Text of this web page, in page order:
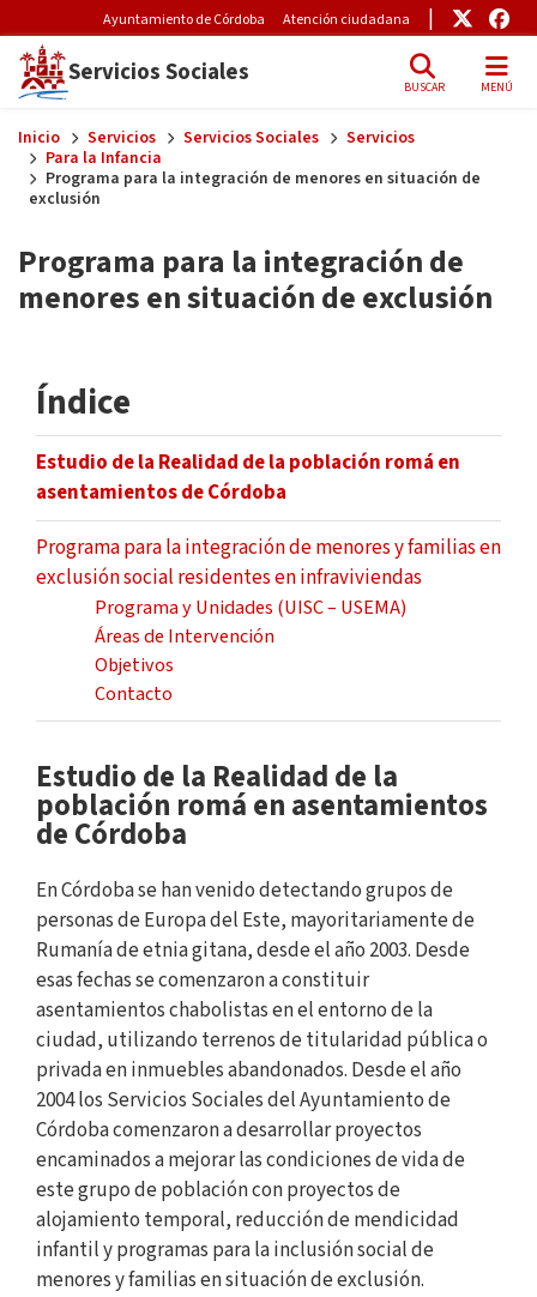
Pre-Header Microsite
Ayuntamiento de Córdoba Atención ciudadana Enlace
Servicios Sociales BUSCAR MENÚ
Inicio Servicios Servicios Sociales
Servicios
Para la Infancia
Programa para la integración de menores en situación de
exclusión
Programa para la integración de
menores en situación de exclusión
Índice
Estudio de la Realidad de la población romá en
asentamientos de Córdoba
Programa para la integración de menores y familias en
exclusión social residentes en infraviviendas
Programa y Unidades (UISC – USEMA)
Áreas de Intervención
Objetivos
Contacto
Estudio de la Realidad de la
población romá en asentamientos
de Córdoba
En Córdoba se han venido detectando grupos de
personas de Europa del Este, mayoritariamente de
Rumanía de etnia gitana, desde el año 2003. Desde
esas fechas se comenzaron a constituir
asentamientos chabolistas en el entorno de la
ciudad, utilizando terrenos de titularidad pública o
privada en inmuebles abandonados. Desde el año
2004 los Servicios Sociales del Ayuntamiento de
Córdoba comenzaron a desarrollar proyectos
encaminados a mejorar las condiciones de vida de
este grupo de población con proyectos de
alojamiento temporal, reducción de mendicidad
infantil y programas para la inclusión social de
menores y familias en situación de exclusión.